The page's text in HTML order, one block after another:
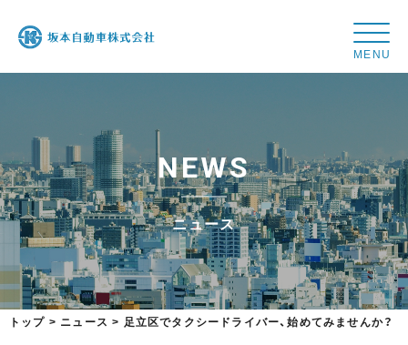
坂
車
株
式
会
社
NEWS
ニュース
トップ > ニュース > 足立区でタクシードライバー、始めてみませんか？